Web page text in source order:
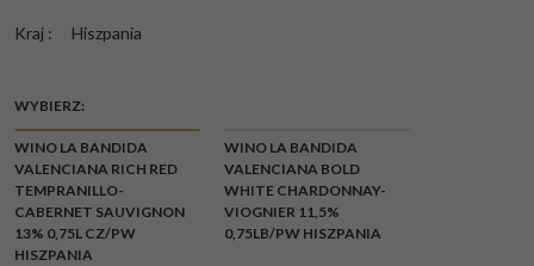
Kraj : Hiszpania
WYBIERZ:
WINO LA BANDIDA
VALENCIANA RICH RED
TEMPRANILLO-
CABERNET SAUVIGNON
13% 0,75L CZ/PW
HISZPANIA
WINO LA BANDIDA
VALENCIANA BOLD
WHITE CHARDONNAY-
VIOGNIER 11,5%
0,75LB/PW HISZPANIA